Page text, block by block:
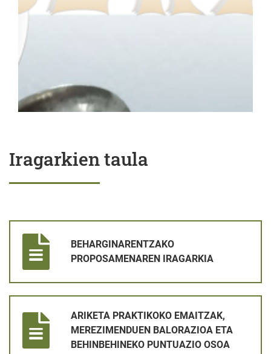
Iragarkien taula
BEHARGINARENTZAKO
PROPOSAMENAREN IRAGARKIA
ARIKETA PRAKTIKOKO EMAITZAK,
MEREZIMENDUEN BALORAZIOA ETA
BEHINBEHINEKO PUNTUAZIO OSOA